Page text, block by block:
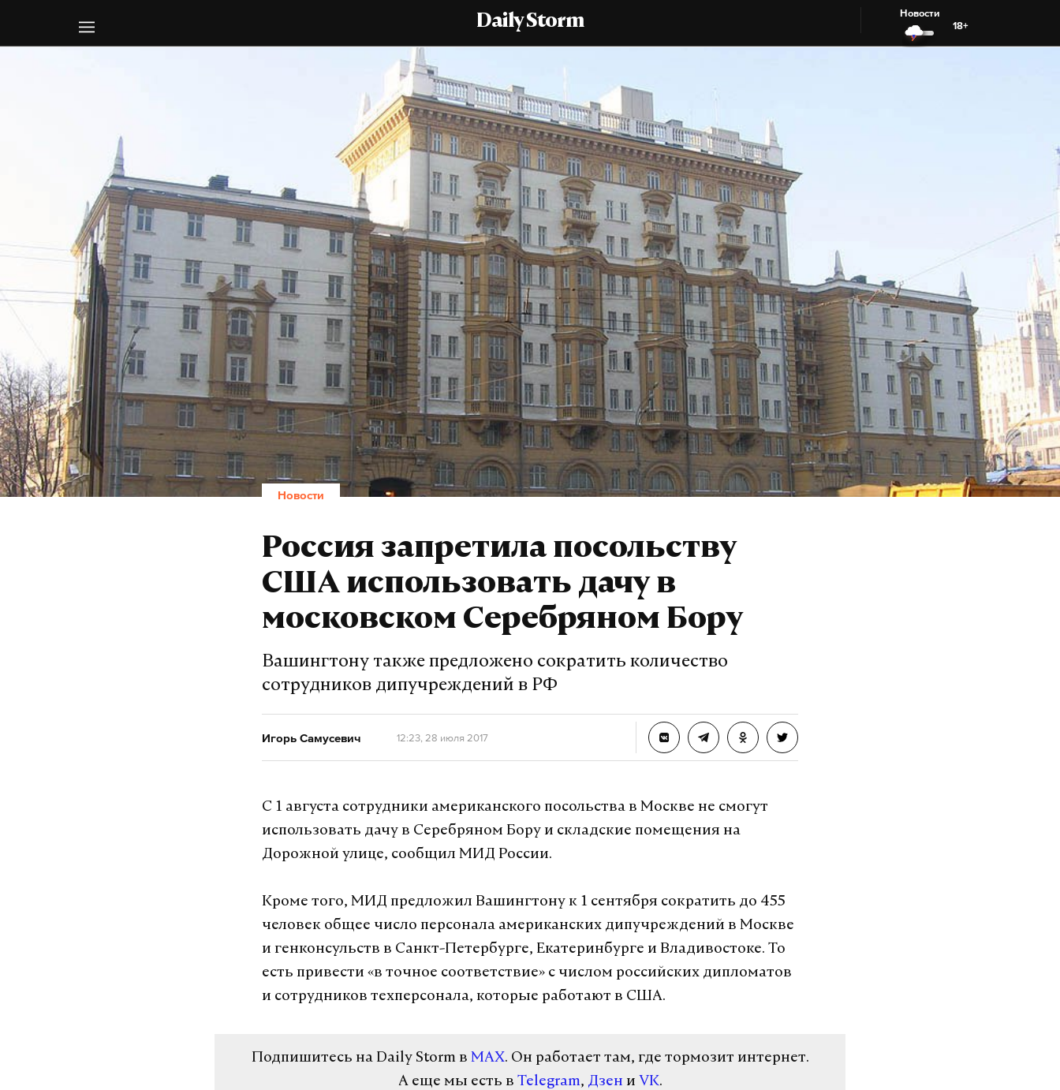
Daily Storm
Новости
18+
Новости
Россия запретила посольству
США использовать дачу в
московском Серебряном Бору
Вашингтону также предложено сократить количество
сотрудников дипучреждений в РФ
Игорь Самусевич 12:23, 28 июля 2017
С 1 августа сотрудники американского посольства в Москве не смогут
использовать дачу в Серебряном Бору и складские помещения на
Дорожной улице, сообщил МИД России.
Кроме того, МИД предложил Вашингтону к 1 сентября сократить до 455
человек общее число персонала американских дипучреждений в Москве
и генконсульств в Санкт-Петербурге, Екатеринбурге и Владивостоке. То
есть привести «в точное соответствие» с числом российских дипломатов
и сотрудников техперсонала, которые работают в США.
Подпишитесь на Daily Storm в MAX. Он работает там, где тормозит интернет.
А еще мы есть в Telegram, Дзен и VK.